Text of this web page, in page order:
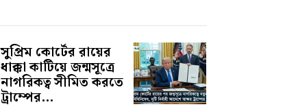
সুপ্রিম কোর্টের রায়ের
ধাক্কা কাটিয়ে জন্মসূত্রে
নাগরিকত্ব সীমিত করতে
ট্রাম্পের...